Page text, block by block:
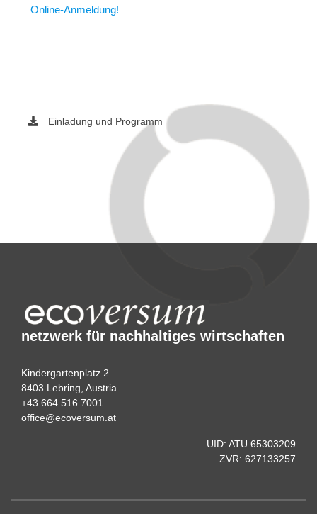
Online-Anmeldung!
Einladung und Programm
netzwerk für nachhaltiges wirtschaften
Kindergartenplatz 2
8403 Lebring, Austria
+43 664 516 7001
office@ecoversum.at
UID: ATU 65303209
ZVR: 627133257